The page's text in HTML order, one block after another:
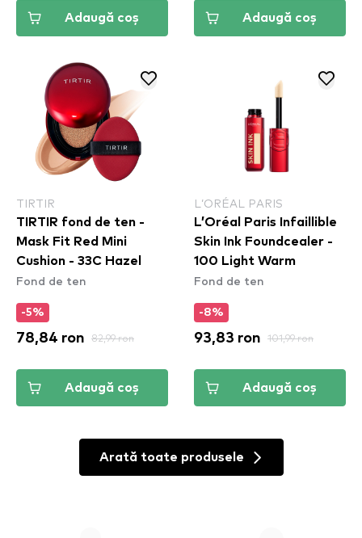
Adaugă coș Adaugă coș
TIRTIR
TIRTIR fond de ten -
Mask Fit Red Mini
Cushion - 33C Hazel
Fond de ten
-5%
78,84 ron 82,99 ron
Adaugă coș
L’ORÉAL PARIS
L’Oréal Paris Infaillible
Skin Ink Foundcealer -
100 Light Warm
Fond de ten
-8%
93,83 ron 101,99 ron
Adaugă coș
Arată toate produsele